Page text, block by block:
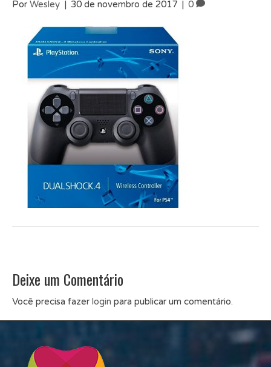
Por Wesley | 30 de novembro de 2017 | 0
Deixe um Comentário
Você precisa fazer login para publicar um comentário.